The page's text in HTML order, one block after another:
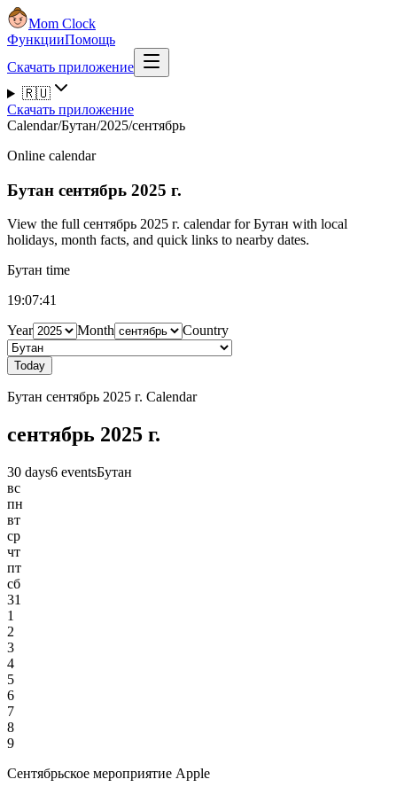
Mom Clock
ФункцииПомощь
Скачать приложение
🇷🇺
Скачать приложение
Calendar/Бутан/2025/сентябрь
Online calendar
Бутан сентябрь 2025 г.
View the full сентябрь 2025 г. calendar for Бутан with local
holidays, month facts, and quick links to nearby dates.
Бутан time
19:07:42
Year
Month Country
Today
Бутан сентябрь 2025 г. Calendar
сентябрь 2025 г.
30 days6 eventsБутан
вс
пн
вт
ср
чт
пт
сб
31
1
2
3
4
5
6
7
8
9
Сентябрьское мероприятие Apple